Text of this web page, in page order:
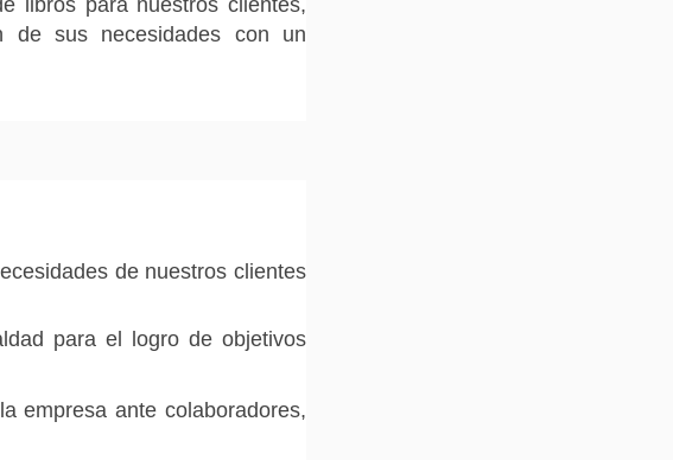
de sus necesidades con un
de nuestros clientes
para el logro de objetivos
empresa ante colaboradores,